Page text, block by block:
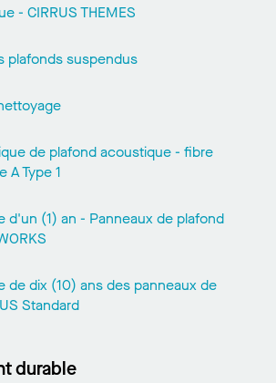
- CIRRUS THEMES
plafonds suspendus
de plafond acoustique - fibre
A Type 1
d'un (1) an - Panneaux de plafond
de dix (10) ans des panneaux de
Standard
durable